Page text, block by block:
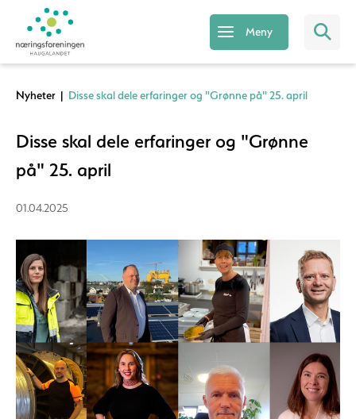
Meny
Nyheter | Disse skal dele erfaringer og "Grønne på" 25. april
Disse skal dele erfaringer og "Grønne
på" 25. april
01.04.2025